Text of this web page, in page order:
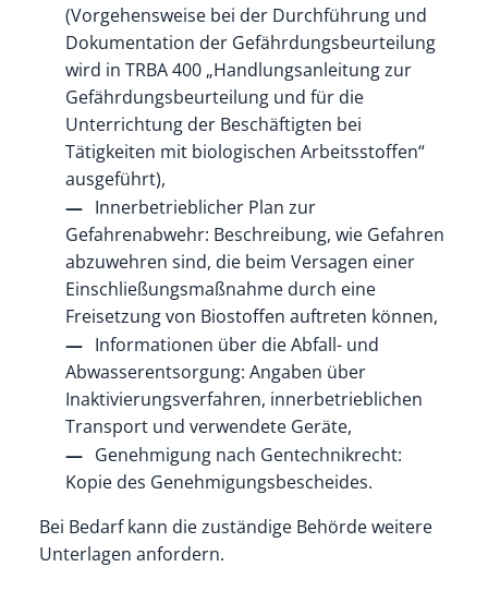
(Vorgehensweise bei der Durchführung und
Dokumentation der Gefährdungsbeurteilung
wird in TRBA 400 „Handlungsanleitung zur
Gefährdungsbeurteilung und für die
Unterrichtung der Beschäftigten bei
Tätigkeiten mit biologischen Arbeitsstoffen“
ausgeführt),
Innerbetrieblicher Plan zur
Gefahrenabwehr: Beschreibung, wie Gefahren
abzuwehren sind, die beim Versagen einer
Einschließungsmaßnahme durch eine
Freisetzung von Biostoffen auftreten können,
Informationen über die Abfall- und
Abwasserentsorgung: Angaben über
Inaktivierungsverfahren, innerbetrieblichen
Transport und verwendete Geräte,
Genehmigung nach Gentechnikrecht:
Kopie des Genehmigungsbescheides.
Bei Bedarf kann die zuständige Behörde weitere
Unterlagen anfordern.